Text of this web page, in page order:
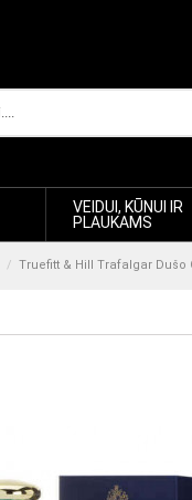
VEIDUI, KŪNUI IR
PLAUKAMS
Truefitt & Hill Trafalgar Dušo